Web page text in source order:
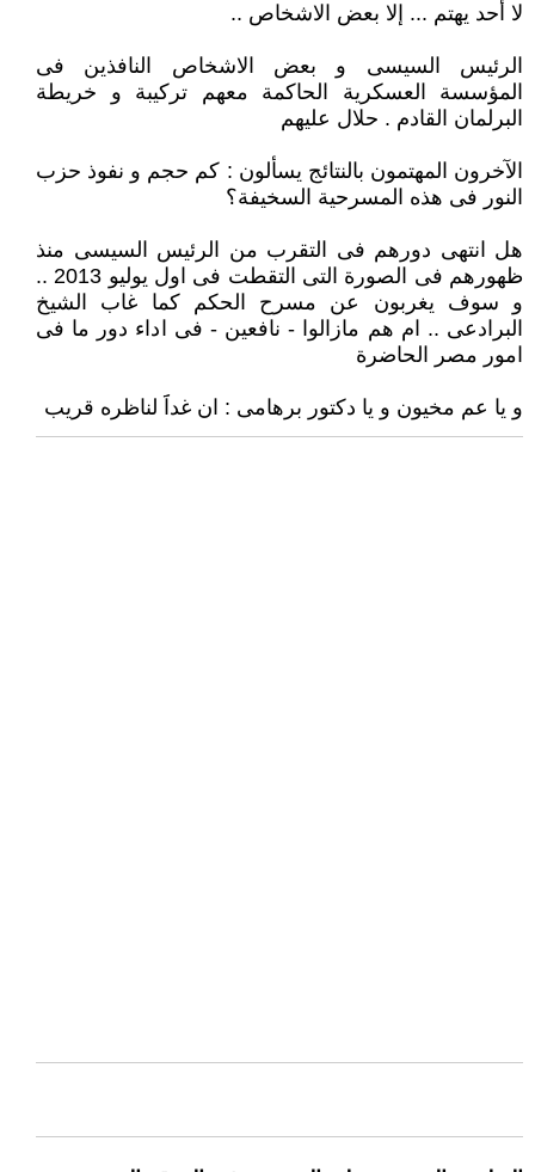
لا أحد يهتم ... إلا بعض الاشخاص ..
الرئيس السيسى و بعض الاشخاص النافذين فى
المؤسسة العسكرية الحاكمة معهم تركيبة و خريطة
البرلمان القادم . حلال عليهم
الآخرون المهتمون بالنتائج يسألون : كم حجم و نفوذ حزب
النور فى هذه المسرحية السخيفة؟
هل انتهى دورهم فى التقرب من الرئيس السيسى منذ
ظهورهم فى الصورة التى التقطت فى اول يوليو 2013 ..
و سوف يغربون عن مسرح الحكم كما غاب الشيخ
البرادعى .. ام هم مازالوا - نافعين - فى اداء دور ما فى
امور مصر الحاضرة
و يا عم مخيون و يا دكتور برهامى : ان غداََ لناظره قريب